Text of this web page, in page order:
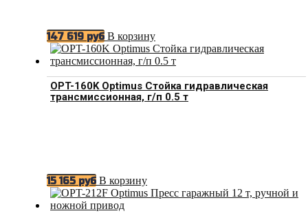
147 619 руб В корзину
OPT-160K Optimus Стойка гидравлическая
трансмиссионная, г/п 0.5 т
15 165 руб В корзину